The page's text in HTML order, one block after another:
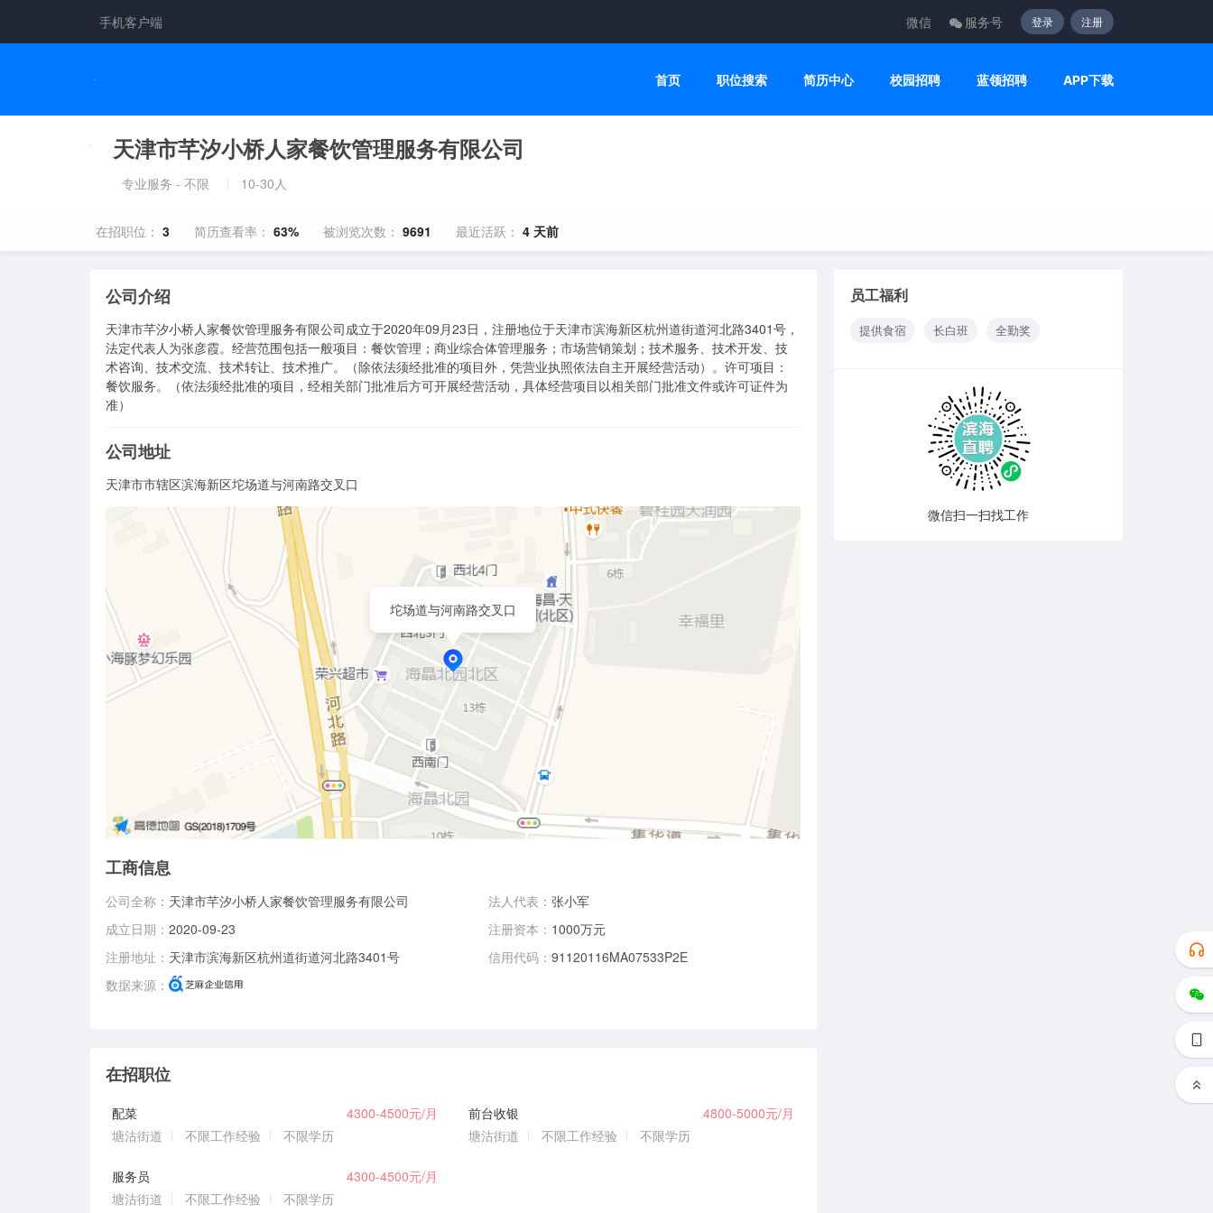
手机客户端 微信 服务号 登录 注册
首页 职位搜索 简历中心 校园招聘 蓝领招聘 APP下载
天津市芊汐小桥人家餐饮管理服务有限公司
专业服务 - 不限 10-30人
在招职位： 3 简历查看率： 63% 被浏览次数： 9691 最近活跃： 4 天前
公司介绍
天津市芊汐小桥人家餐饮管理服务有限公司成立于2020年09月23日，注册地位于天津市滨海新区杭州道街道河北路3401号，
法定代表人为张彦霞。经营范围包括一般项目：餐饮管理；商业综合体管理服务；市场营销策划；技术服务、技术开发、技
术咨询、技术交流、技术转让、技术推广。（除依法须经批准的项目外，凭营业执照依法自主开展经营活动）。许可项目：
餐饮服务。（依法须经批准的项目，经相关部门批准后方可开展经营活动，具体经营项目以相关部门批准文件或许可证件为
准）
公司地址
天津市市辖区滨海新区坨场道与河南路交叉口
坨场道与河南路交叉口
工商信息
公司全称： 天津市芊汐小桥人家餐饮管理服务有限公司
成立日期：2020-09-23
注册地址： 天津市滨海新区杭州道街道河北路3401号
数据来源：
法人代表： 张小军
注册资本： 1000万元
信用代码： 91120116MA07533P2E
在招职位
配菜
4300-4500元/月
塘沽街道
不限工作经验 不限学历
前台收银
4800-5000元/月
塘沽街道
不限工作经验 不限学历
服务员
4300-4500元/月
塘沽街道
不限工作经验 不限学历
员工福利
提供食宿 长白班 全勤奖
微信扫一扫找工作